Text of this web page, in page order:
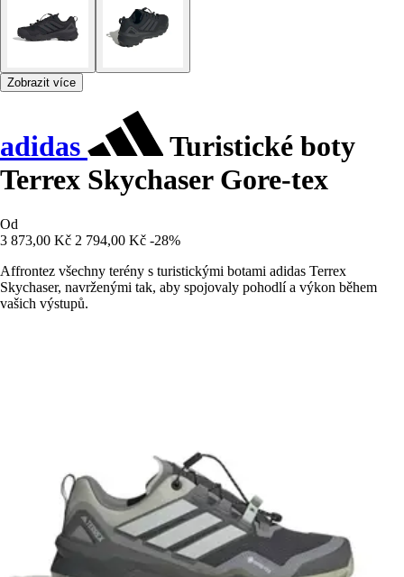
Zobrazit více
adidas
Turistické boty
Terrex Skychaser Gore-tex
Od
3 873,00 Kč 2 794,00 Kč -28%
Affrontez všechny terény s turistickými botami adidas Terrex
Skychaser, navrženými tak, aby spojovaly pohodlí a výkon během
vašich výstupů.